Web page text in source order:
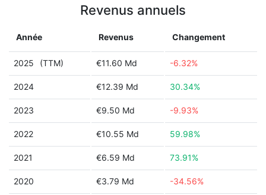
Revenus annuels
Année Revenus Changement
2025 (TTM) €11.60 Md -6.32%
2024 €12.39 Md 30.34%
2023 €9.50 Md -9.93%
2022 €10.55 Md 59.98%
2021 €6.59 Md 73.91%
2020 €3.79 Md -34.56%